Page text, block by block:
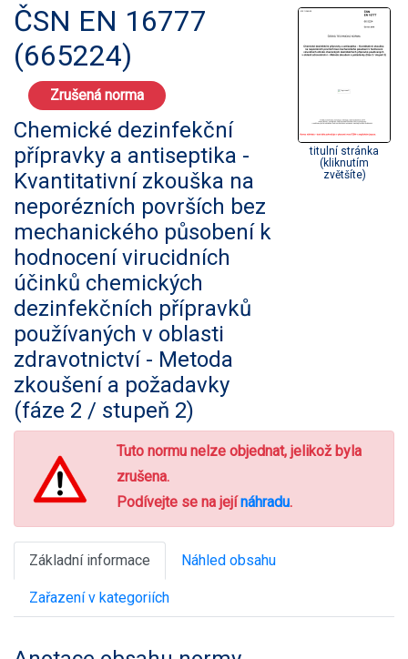
ČSN EN 16777
(665224)
Zrušená norma
Chemické dezinfekční
přípravky a antiseptika -
Kvantitativní zkouška na
neporézních površích bez
mechanického působení k
hodnocení virucidních
účinků chemických
dezinfekčních přípravků
používaných v oblasti
zdravotnictví - Metoda
zkoušení a požadavky
(fáze 2 / stupeň 2)
titulní stránka
(kliknutím
zvětšíte)
Tuto normu nelze objednat, jelikož byla
zrušena.
Podívejte se na jejínáhradu.
Základní informace Náhled obsahu
Zařazení v kategoriích